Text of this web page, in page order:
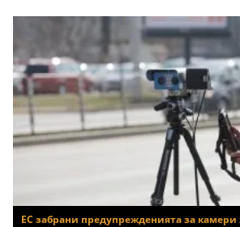
ЕС забрани предупрежденията за камери